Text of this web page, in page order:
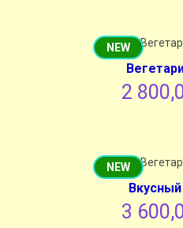
NEW
2
NEW
3